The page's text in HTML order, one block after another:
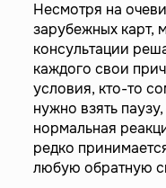
Несмотря на
зарубежных карт,
консультации
каждого свои
условия, кто-то
нужно взять
нормальная
редко
любую обратную